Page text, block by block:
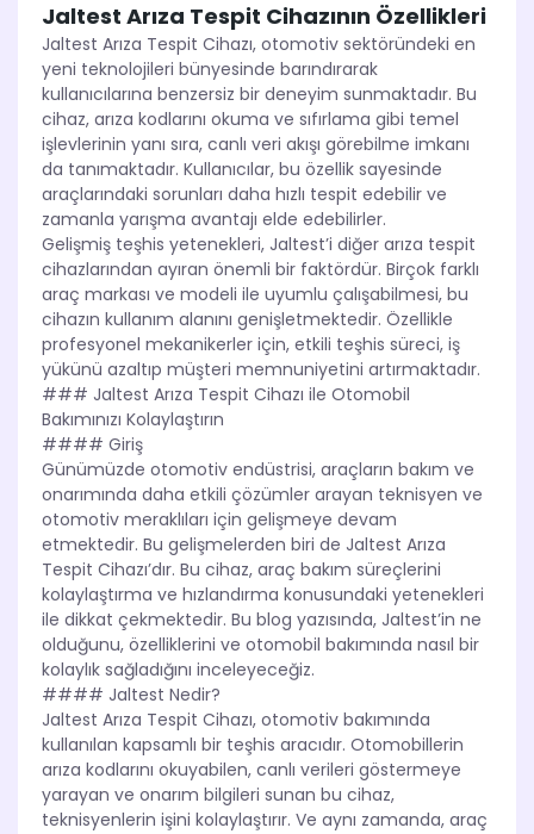
Jaltest Arıza Tespit Cihazının Özellikleri
Jaltest Arıza Tespit Cihazı, otomotiv sektöründeki en
yeni teknolojileri bünyesinde barındırarak
kullanıcılarına benzersiz bir deneyim sunmaktadır. Bu
cihaz, arıza kodlarını okuma ve sıfırlama gibi temel
işlevlerinin yanı sıra, canlı veri akışı görebilme imkanı
da tanımaktadır. Kullanıcılar, bu özellik sayesinde
araçlarındaki sorunları daha hızlı tespit edebilir ve
zamanla yarışma avantajı elde edebilirler.
Gelişmiş teşhis yetenekleri, Jaltest’i diğer arıza tespit
cihazlarından ayıran önemli bir faktördür. Birçok farklı
araç markası ve modeli ile uyumlu çalışabilmesi, bu
cihazın kullanım alanını genişletmektedir. Özellikle
profesyonel mekanikerler için, etkili teşhis süreci, iş
yükünü azaltıp müşteri memnuniyetini artırmaktadır.
### Jaltest Arıza Tespit Cihazı ile Otomobil
Bakımınızı Kolaylaştırın
#### Giriş
Günümüzde otomotiv endüstrisi, araçların bakım ve
onarımında daha etkili çözümler arayan teknisyen ve
otomotiv meraklıları için gelişmeye devam
etmektedir. Bu gelişmelerden biri de Jaltest Arıza
Tespit Cihazı’dır. Bu cihaz, araç bakım süreçlerini
kolaylaştırma ve hızlandırma konusundaki yetenekleri
ile dikkat çekmektedir. Bu blog yazısında, Jaltest’in ne
olduğunu, özelliklerini ve otomobil bakımında nasıl bir
kolaylık sağladığını inceleyeceğiz.
#### Jaltest Nedir?
Jaltest Arıza Tespit Cihazı, otomotiv bakımında
kullanılan kapsamlı bir teşhis aracıdır. Otomobillerin
arıza kodlarını okuyabilen, canlı verileri göstermeye
yarayan ve onarım bilgileri sunan bu cihaz,
teknisyenlerin işini kolaylaştırır. Ve aynı zamanda, araç